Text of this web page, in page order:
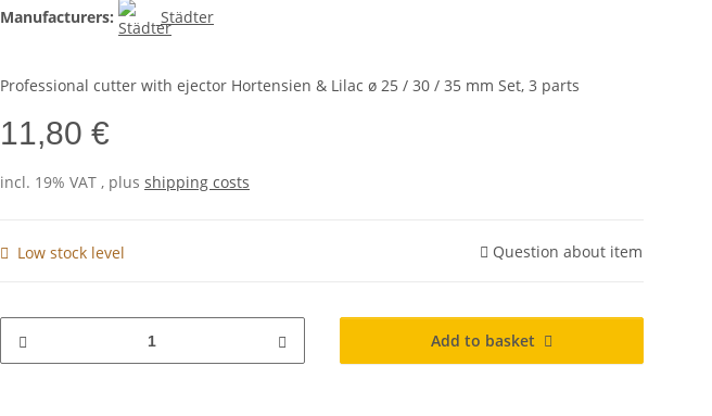
Manufacturers:
Städter
Professional cutter with ejector Hortensien & Lilac ø 25 / 30 / 35 mm Set, 3 parts
11,80 €
incl. 19% VAT , plus shipping costs
Low stock level Question about item
Add to basket